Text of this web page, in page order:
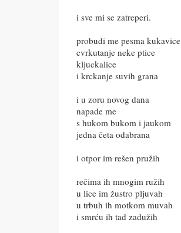
i sve mi se zatreperi.
probudi me pesma kukavice
cvrkutanje neke ptice
kljuckalice
i krckanje suvih grana
i u zoru novog dana
napade me
s hukom bukom i jaukom
jedna četa odabrana
i otpor im rešen pružih
rečima ih mnogim ružih
u lice im žustro pljuvah
u trbuh ih motkom muvah
i smrću ih tad zadužih